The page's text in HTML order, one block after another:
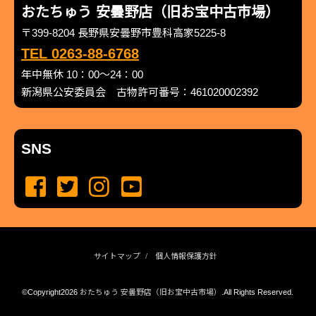
おたちゅう 安曇野店（旧お宝中古市場）
〒399-8204 長野県安曇野市豊科高家5225-8
TEL 0263-88-6768
年中無休 10：00～24：00
新潟県公安委員会 古物許可番号：461020002392
SNS
サイトマップ 個人情報保護方針
©Copyright2026 おたちゅう 安曇野店（旧お宝中古市場） .All Rights Reserved.